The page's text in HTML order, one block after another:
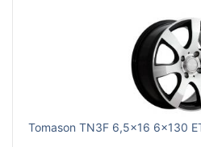
Tomason TN3F 6,5x16 6x130